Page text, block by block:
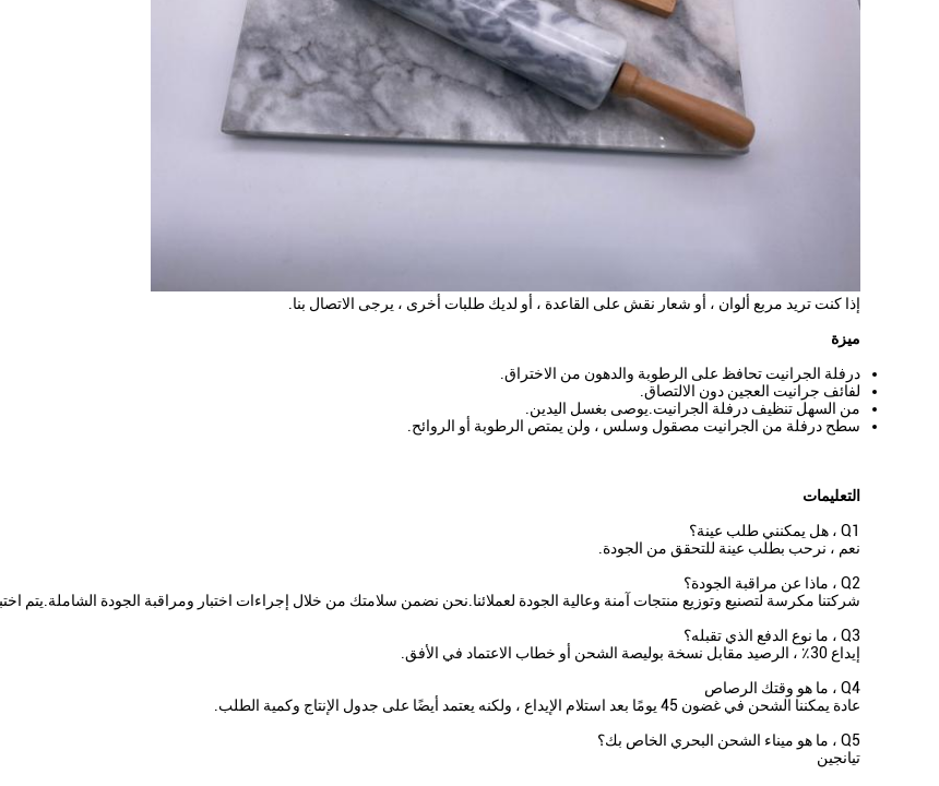
إذا كنت تريد مربع ألوان ، أو شعار نقش على القاعدة ، أو لديك طلبات أخرى ، يرجى الاتصال بنا.
ميزة
درفلة الجرانيت تحافظ على الرطوبة والدهون من الاختراق.
لفائف جرانيت العجين دون الالتصاق.
من السهل تنظيف درفلة الجرانيت.يوصى بغسل اليدين.
سطح درفلة من الجرانيت مصقول وسلس ، ولن يمتص الرطوبة أو الروائح.
التعليمات
Q1 ، هل يمكنني طلب عينة؟
نعم ، نرحب بطلب عينة للتحقق من الجودة.
Q2 ، ماذا عن مراقبة الجودة؟
شركتنا مكرسة لتصنيع وتوزيع منتجات آمنة وعالية الجودة لعملائنا.نحن نضمن سلامتك من خلال إجراءات اختبار ومراقبة الجودة الشاملة.يتم
Q3 ، ما نوع الدفع الذي تقبله؟
إيداع 30٪ ، الرصيد مقابل نسخة بوليصة الشحن أو خطاب الاعتماد في الأفق.
Q4 ، ما هو وقتك الرصاص
عادة يمكننا الشحن في غضون 45 يومًا بعد استلام الإيداع ، ولكنه يعتمد أيضًا على جدول الإنتاج وكمية الطلب.
Q5 ، ما هو ميناء الشحن البحري الخاص بك؟
تيانجين